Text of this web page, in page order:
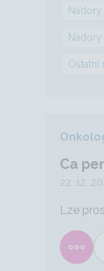
Ostatní
Ca
22. 12.
Lze